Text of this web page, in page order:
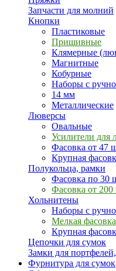
Запчасти для молний
Кнопки
Пластиковые
Пришивные
Клямерные
Магнитные
Кобурные
Наборы с
14 мм
Металлические
Люверсы
Овальные
Усилители для
Фасовка от 47
Крупная
Полукольца, рамки
Фасовка по 30
Фасовка от 200
Хольнитены
Наборы с
Мелкая
Крупная
Цепочки для сумок
Замки для
Фурнитура для сумок